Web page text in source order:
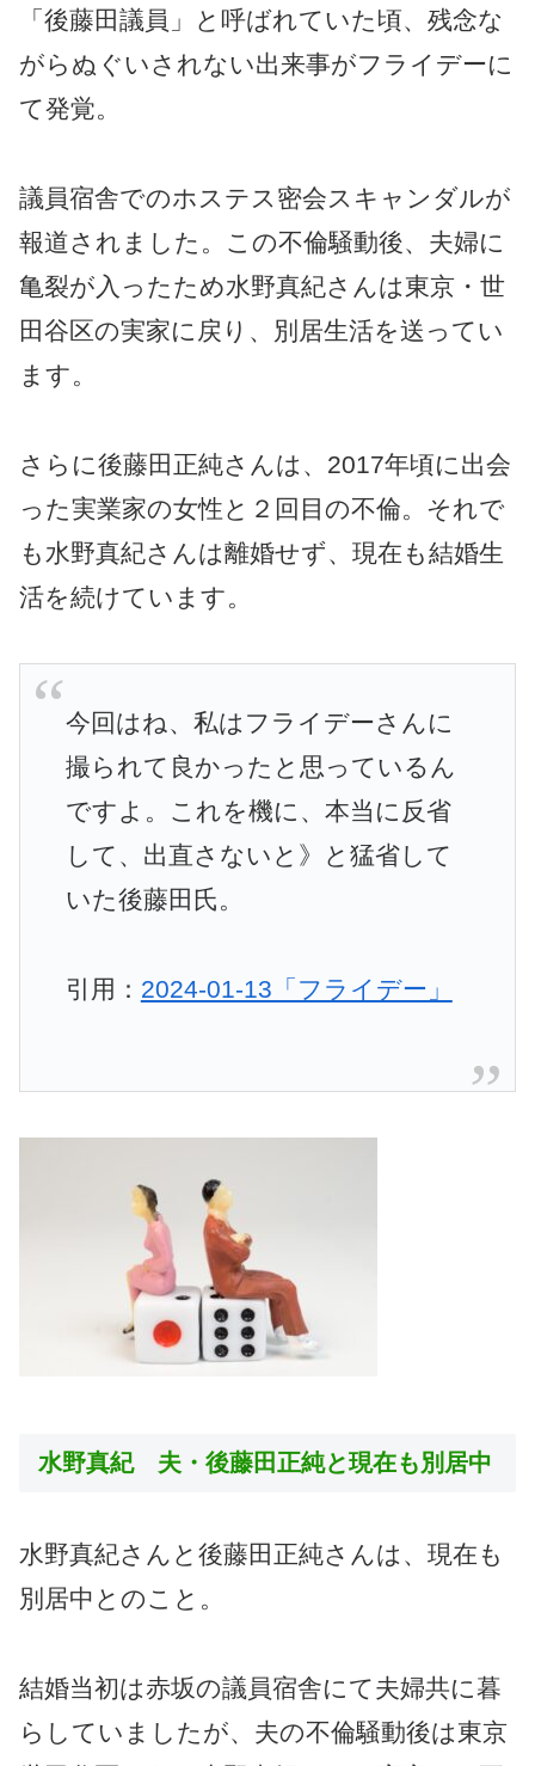
「後藤田議員」と呼ばれていた頃、残念な
がらぬぐいされない出来事がフライデーに
て発覚。
議員宿舎でのホステス密会スキャンダルが
報道されました。この不倫騒動後、夫婦に
亀裂が入ったため水野真紀さんは東京・世
田谷区の実家に戻り、別居生活を送ってい
ます。
さらに後藤田正純さんは、2017年頃に出会
った実業家の女性と２回目の不倫。それで
も水野真紀さんは離婚せず、現在も結婚生
活を続けています。
今回はね、私はフライデーさんに
撮られて良かったと思っているん
ですよ。これを機に、本当に反省
して、出直さないと》と猛省して
いた後藤田氏。
引用： 2024-01-13「フライデー」
水野真紀 夫・後藤田正純と現在も別居中
水野真紀さんと後藤田正純さんは、 現在も
別居中とのこと 。
結婚当初は赤坂の議員宿舎にて夫婦共に暮
らしていましたが、夫の不倫騒動後は東京